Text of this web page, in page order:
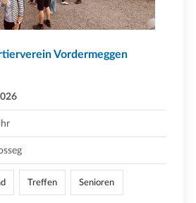
Vordermeggen
Treffen Senioren